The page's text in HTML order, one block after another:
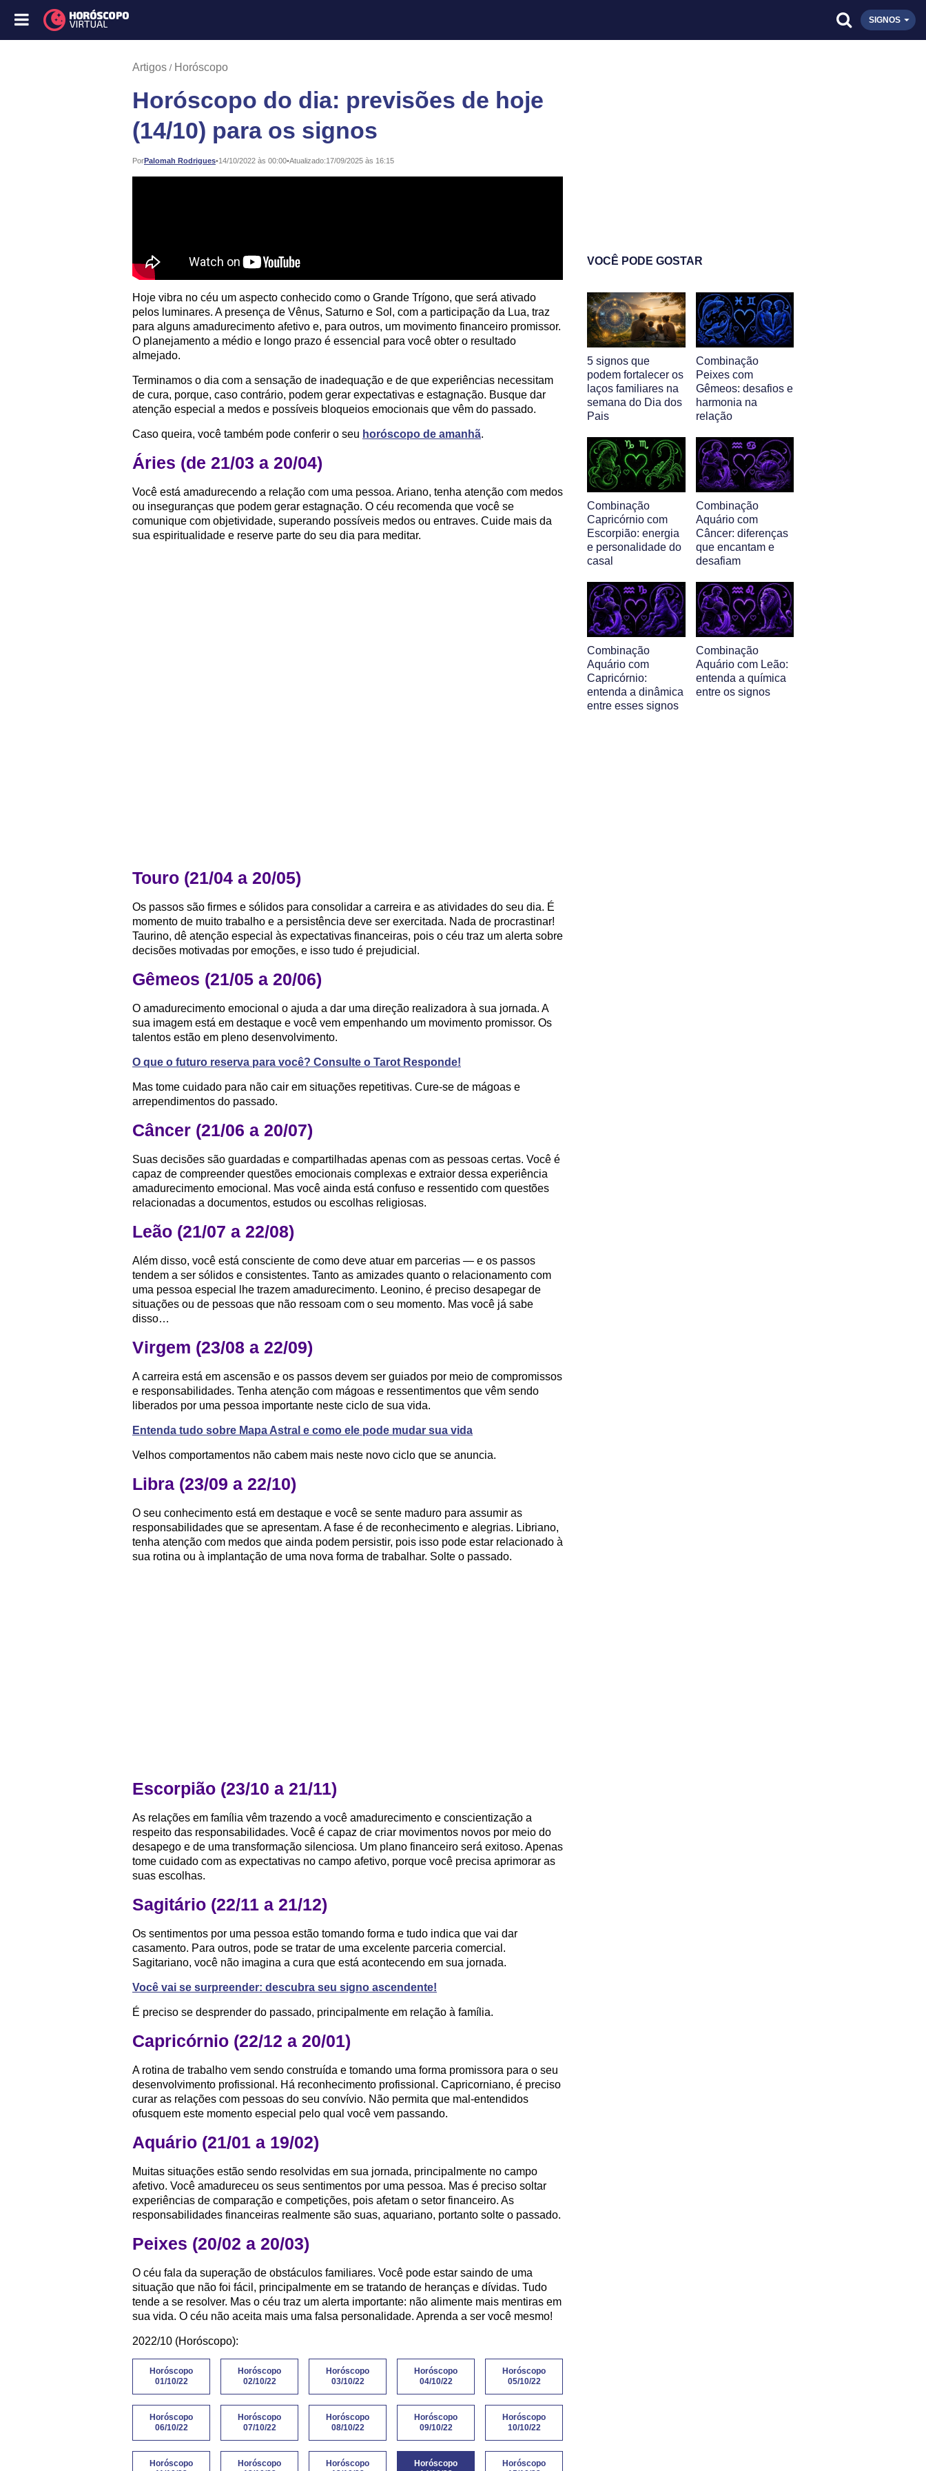
SIGNOS
Artigos Horóscopo
Horóscopo do dia: previsões de hoje
(14/10) para os signos
PorPalomah Rodrigues•
Publicado: 14/10/2022 às 00:00•Atualizado:17/09/2025 às 16:15
Hoje vibra no céu um aspecto conhecido como o Grande Trígono, que será ativado
pelos luminares. A presença de Vênus, Saturno e Sol, com a participação da Lua, traz
para alguns amadurecimento afetivo e, para outros, um movimento financeiro promissor.
O planejamento a médio e longo prazo é essencial para você obter o resultado
almejado.
Terminamos o dia com a sensação de inadequação e de que experiências necessitam
de cura, porque, caso contrário, podem gerar expectativas e estagnação. Busque dar
atenção especial a medos e possíveis bloqueios emocionais que vêm do passado.
Caso queira, você também pode conferir o seu horóscopo de amanhã.
Áries (de 21/03 a 20/04)
Você está amadurecendo a relação com uma pessoa. Ariano, tenha atenção com medos
ou inseguranças que podem gerar estagnação. O céu recomenda que você se
comunique com objetividade, superando possíveis medos ou entraves. Cuide mais da
sua espiritualidade e reserve parte do seu dia para meditar.
Touro (21/04 a 20/05)
Os passos são firmes e sólidos para consolidar a carreira e as atividades do seu dia. É
momento de muito trabalho e a persistência deve ser exercitada. Nada de procrastinar!
Taurino, dê atenção especial às expectativas financeiras, pois o céu traz um alerta sobre
decisões motivadas por emoções, e isso tudo é prejudicial.
Gêmeos (21/05 a 20/06)
O amadurecimento emocional o ajuda a dar uma direção realizadora à sua jornada. A
sua imagem está em destaque e você vem empenhando um movimento promissor. Os
talentos estão em pleno desenvolvimento.
O que o futuro reserva para você? Consulte o Tarot Responde!
Mas tome cuidado para não cair em situações repetitivas. Cure-se de mágoas e
arrependimentos do passado.
Câncer (21/06 a 20/07)
Suas decisões são guardadas e compartilhadas apenas com as pessoas certas. Você é
capaz de compreender questões emocionais complexas e extraior dessa experiência
amadurecimento emocional. Mas você ainda está confuso e ressentido com questões
relacionadas a documentos, estudos ou escolhas religiosas.
Leão (21/07 a 22/08)
Além disso, você está consciente de como deve atuar em parcerias — e os passos
tendem a ser sólidos e consistentes. Tanto as amizades quanto o relacionamento com
uma pessoa especial lhe trazem amadurecimento. Leonino, é preciso desapegar de
situações ou de pessoas que não ressoam com o seu momento. Mas você já sabe
disso…
Virgem (23/08 a 22/09)
A carreira está em ascensão e os passos devem ser guiados por meio de compromissos
e responsabilidades. Tenha atenção com mágoas e ressentimentos que vêm sendo
liberados por uma pessoa importante neste ciclo de sua vida.
Entenda tudo sobre Mapa Astral e como ele pode mudar sua vida
Velhos comportamentos não cabem mais neste novo ciclo que se anuncia.
Libra (23/09 a 22/10)
O seu conhecimento está em destaque e você se sente maduro para assumir as
responsabilidades que se apresentam. A fase é de reconhecimento e alegrias. Libriano,
tenha atenção com medos que ainda podem persistir, pois isso pode estar relacionado à
sua rotina ou à implantação de uma nova forma de trabalhar. Solte o passado.
Escorpião (23/10 a 21/11)
As relações em família vêm trazendo a você amadurecimento e conscientização a
respeito das responsabilidades. Você é capaz de criar movimentos novos por meio do
desapego e de uma transformação silenciosa. Um plano financeiro será exitoso. Apenas
tome cuidado com as expectativas no campo afetivo, porque você precisa aprimorar as
suas escolhas.
Sagitário (22/11 a 21/12)
Os sentimentos por uma pessoa estão tomando forma e tudo indica que vai dar
casamento. Para outros, pode se tratar de uma excelente parceria comercial.
Sagitariano, você não imagina a cura que está acontecendo em sua jornada.
Você vai se surpreender: descubra seu signo ascendente!
É preciso se desprender do passado, principalmente em relação à família.
Capricórnio (22/12 a 20/01)
A rotina de trabalho vem sendo construída e tomando uma forma promissora para o seu
desenvolvimento profissional. Há reconhecimento profissional. Capricorniano, é preciso
curar as relações com pessoas do seu convívio. Não permita que mal-entendidos
ofusquem este momento especial pelo qual você vem passando.
Aquário (21/01 a 19/02)
Muitas situações estão sendo resolvidas em sua jornada, principalmente no campo
afetivo. Você amadureceu os seus sentimentos por uma pessoa. Mas é preciso soltar
experiências de comparação e competições, pois afetam o setor financeiro. As
responsabilidades financeiras realmente são suas, aquariano, portanto solte o passado.
Peixes (20/02 a 20/03)
O céu fala da superação de obstáculos familiares. Você pode estar saindo de uma
situação que não foi fácil, principalmente em se tratando de heranças e dívidas. Tudo
tende a se resolver. Mas o céu traz um alerta importante: não alimente mais mentiras em
sua vida. O céu não aceita mais uma falsa personalidade. Aprenda a ser você mesmo!
2022/10 (Horóscopo):
Horóscopo
01/10/22
Horóscopo
02/10/22
Horóscopo
03/10/22
Horóscopo
04/10/22
Horóscopo
05/10/22
Horóscopo
06/10/22
Horóscopo
07/10/22
Horóscopo
08/10/22
Horóscopo
09/10/22
Horóscopo
10/10/22
Horóscopo
Horóscopo
Horóscopo
Horóscopo
Horóscopo
VOCÊ PODE GOSTAR
5 signos que
podem fortalecer os
laços familiares na
semana do Dia dos
Pais
Combinação
Peixes com
Gêmeos: desafios e
harmonia na
relação
Combinação
Capricórnio com
Escorpião: energia
e personalidade do
casal
Combinação
Aquário com
Câncer: diferenças
que encantam e
desafiam
Combinação
Aquário com
Capricórnio:
entenda a dinâmica
entre esses signos
Combinação
Aquário com Leão:
entenda a química
entre os signos